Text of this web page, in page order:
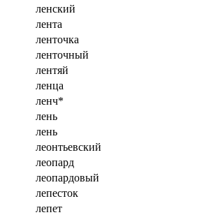
ленский
лента
ленточка
ленточный
лентяй
ленца
ленч*
лень
лень
леонтьевский
леопард
леопардовый
лепесток
лепет